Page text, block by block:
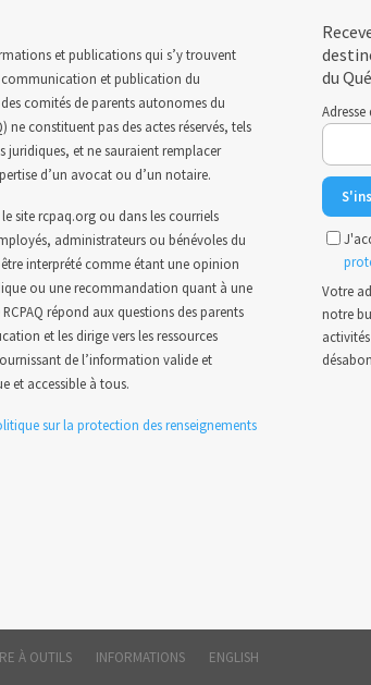
et publications qui s’y trouvent
et publication du
comités de parents autonomes du
ne constituent pas des actes réservés, tels
juridiques, et ne sauraient remplacer
d’un avocat ou d’un notaire.
site rcpaq.org ou dans les courriels
administrateurs ou bénévoles du
être interprété comme étant une opinion
ou une recommandation quant à une
RCPAQ répond aux questions des parents
et les dirige vers les ressources
de l’information valide et
et accessible à tous.
sur la protection des renseignements
du
Votre
notre
À OUTILS INFORMATIONS ENGLISH